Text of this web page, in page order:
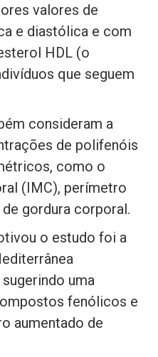
valores de
e diastólica e com
HDL (o
que seguem
consideram a
de polifenóis
como o
(IMC), perímetro
gordura corporal.
o estudo foi a
uma
fenólicos e
aumentado de